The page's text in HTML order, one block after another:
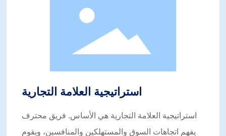
التعبئة والتغليف، وتعزيز ترقية وتحول الصناعة برؤية دولية
وتقنيات مستقبلية، وخلق قيمة تجارية واجتماعية أكبر للعملاء
استراتيجية العلامة التجارية
استراتيجية العلامة التجارية هي الأساس. فريق محترف
يفهم اتجاهات السوق والمستهلكين والمنافسين، ويقوم